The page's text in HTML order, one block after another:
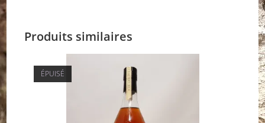
Produits similaires
ÉPUISÉ